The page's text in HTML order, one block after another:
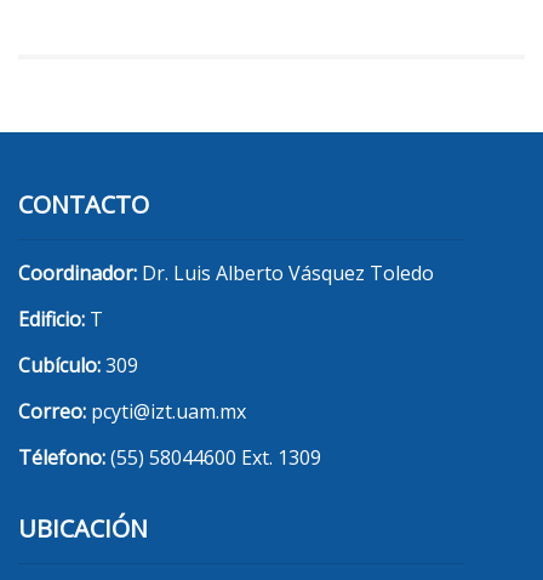
CONTACTO
Coordinador: Dr. Luis Alberto Vásquez Toledo
Edificio: T
Cubículo:309
Correo: pcyti@izt.uam.mx
Télefono:(55) 58044600 Ext. 1309
UBICACIÓN